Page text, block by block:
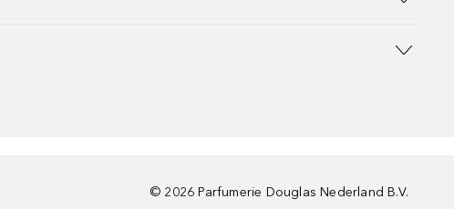
© 2026 Parfumerie Douglas Nederland B.V.